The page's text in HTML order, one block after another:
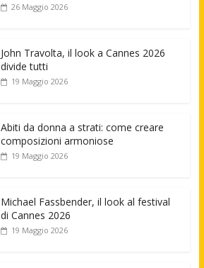
26 Maggio 2026
John Travolta, il look a Cannes 2026
divide tutti
19 Maggio 2026
Abiti da donna a strati: come creare
composizioni armoniose
19 Maggio 2026
Michael Fassbender, il look al festival
di Cannes 2026
19 Maggio 2026